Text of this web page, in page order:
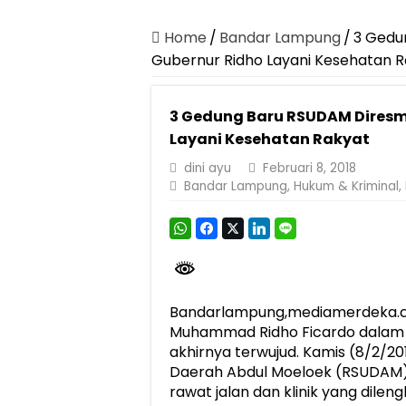
Pemprov Lampung Berhasil Kendalikan
Pemprov Lampung Perkuat
Dirut Jasa Raharja Dampingi
Pastikan Pelayanan Maksimal, Direksi
Jasa Raharja Jamin Seluruh Korban
Gubernur Mirza Ajak IAI Darul Fattah
Home / Bandar Lampung/3
Gubernur Ridho Layani Kesehatan
3 Gedung Baru RSUDAM
Layani Kesehatan Rakyat
dini ayu
Februari 8, 2018
Bandar Lampung, Hukum & Kriminal,
Muhammad Ridho Ficardo
akhirnya terwujud. Kamis (8/2/
Daerah Abdul Moeloek
rawat jalan dan klinik yang